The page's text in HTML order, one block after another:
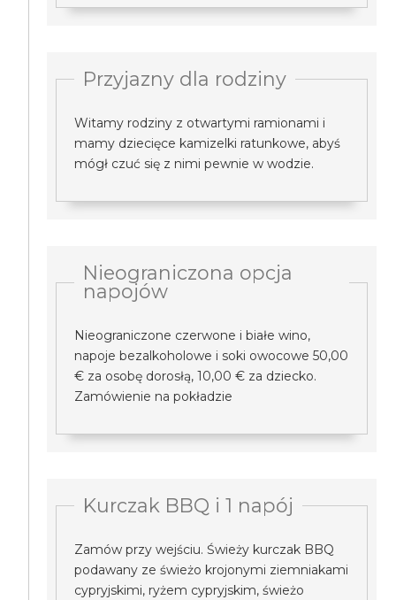
Przyjazny dla rodziny
Witamy rodziny z otwartymi ramionami i
mamy dziecięce kamizelki ratunkowe, abyś
mógł czuć się z nimi pewnie w wodzie.
Nieograniczona opcja
napojów
Nieograniczone czerwone i białe wino,
napoje bezalkoholowe i soki owocowe 50,00
€ za osobę dorosłą, 10,00 € za dziecko.
Zamówienie na pokładzie
Kurczak BBQ i 1 napój
Zamów przy wejściu. Świeży kurczak BBQ
podawany ze świeżo krojonymi ziemniakami
cypryjskimi, ryżem cypryjskim, świeżo